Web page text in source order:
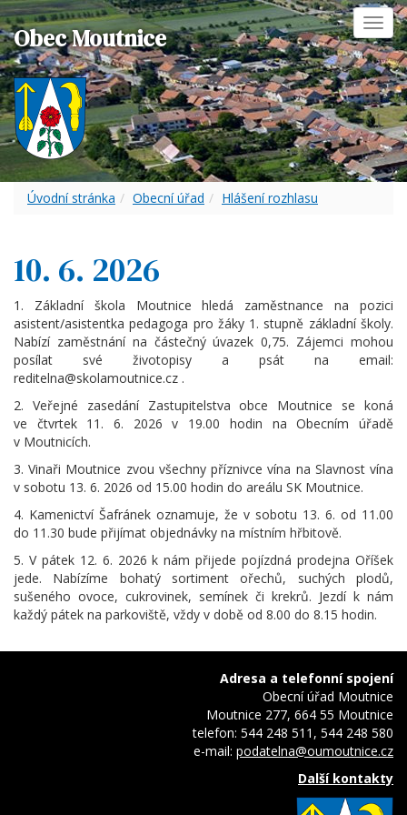
Obec Moutnice
Úvodní stránka Obecní úřad Hlášení rozhlasu
10. 6. 2026
1. Základní škola Moutnice hledá zaměstnance na pozici
asistent/asistentka pedagoga pro žáky 1. stupně základní školy.
Nabízí zaměstnání na částečný úvazek 0,75. Zájemci mohou
posílat své životopisy a psát na email:
reditelna@skolamoutnice.cz .
2. Veřejné zasedání Zastupitelstva obce Moutnice se koná
ve čtvrtek 11. 6. 2026 v 19.00 hodin na Obecním úřadě
v Moutnicích.
3. Vinaři Moutnice zvou všechny příznivce vína na Slavnost vína
v sobotu 13. 6. 2026 od 15.00 hodin do areálu SK Moutnice.
4. Kamenictví Šafránek oznamuje, že v sobotu 13. 6. od 11.00
do 11.30 bude přijímat objednávky na místním hřbitově.
5. V pátek 12. 6. 2026 k nám přijede pojízdná prodejna Oříšek
jede. Nabízíme bohatý sortiment ořechů, suchých plodů,
sušeného ovoce, cukrovinek, semínek či krekrů. Jezdí k nám
každý pátek na parkoviště, vždy v době od 8.00 do 8.15 hodin.
Adresa a telefonní spojení
Obecní úřad Moutnice
Moutnice 277, 664 55 Moutnice
telefon: 544 248 511, 544 248 580
e-mail: podatelna@oumoutnice.cz
Další kontakty